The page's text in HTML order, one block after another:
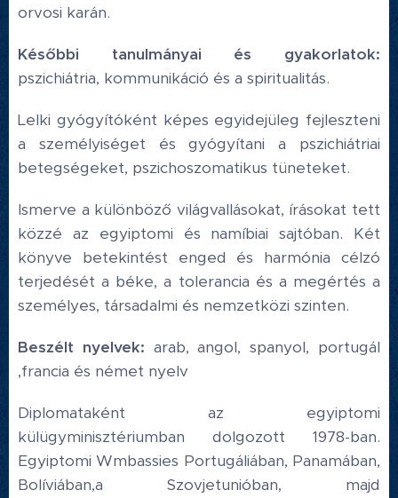
orvosi karán.
Későbbi tanulmányai és gyakorlatok:
pszichiátria, kommunikáció és a spiritualitás.
Lelki gyógyítóként képes egyidejüleg fejleszteni
a személyiséget és gyógyítani a pszichiátriai
betegségeket, pszichoszomatikus tüneteket.
Ismerve a különböző világvallásokat, írásokat tett
közzé az egyiptomi és namíbiai sajtóban. Két
könyve betekintést enged és harmónia célzó
terjedését a béke, a tolerancia és a megértés a
személyes, társadalmi és nemzetközi szinten.
Beszélt nyelvek: arab, angol, spanyol, portugál
,francia és német nyelv
Diplomataként az egyiptomi
külügyminisztériumban dolgozott 1978-ban.
Egyiptomi Wmbassies Portugáliában, Panamában,
Bolíviában,a Szovjetunióban, majd